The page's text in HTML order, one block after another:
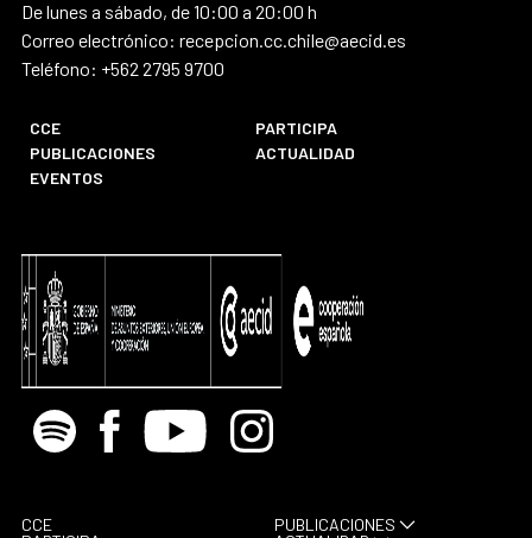
De lunes a sábado, de 10:00 a 20:00 h
Correo electrónico: recepcion.cc.chile@aecid.es
Teléfono: +562 2795 9700
CCE
PARTICIPA
PUBLICACIONES
ACTUALIDAD
EVENTOS
Spotify Facebook
Youtube Instagram
CCE
PUBLICACIONES